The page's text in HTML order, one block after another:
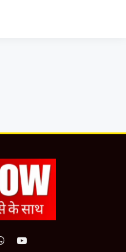
WhatsApp
YouTube